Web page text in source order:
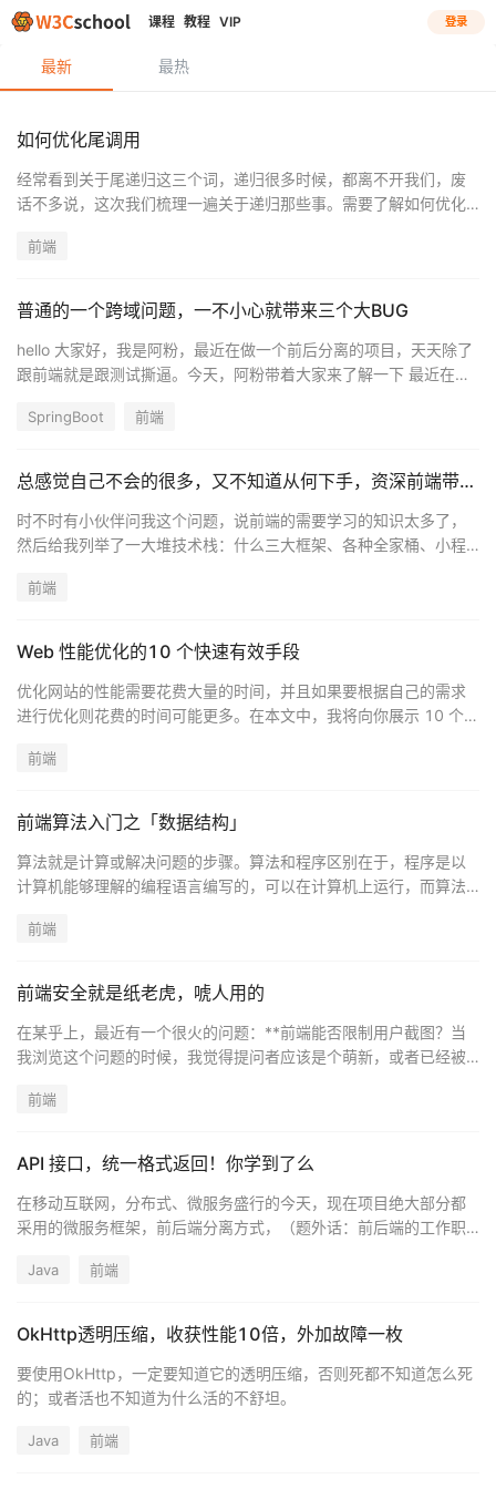
课程 教程 VIP 登录
最新 最热
如何优化尾调用
经常看到关于尾递归这三个词，递归很多时候，都离不开我们，废
话不多说，这次我们梳理一遍关于递归那些事。需要了解如何优化
归？如何优化尾递归？
前端
普通的一个跨域问题，一不小心就带来三个大BUG
hello 大家好，我是阿粉，最近在做一个前后分离的项目，天天除了
跟前端就是跟测试撕逼。今天，阿粉带着大家来了解一下 最近在项
SpringBoot 前端
总感觉自己不会的很多，又不知道从何下手，资深前端带你破局
时不时有小伙伴问我这个问题，说前端的需要学习的知识太多了，
然后给我列举了一大堆技术栈：什么三大框架、各种全家桶、小程
一遍~
前端
Web 性能优化的10 个快速有效手段
优化网站的性能需要花费大量的时间，并且如果要根据自己的需求
进行优化则花费的时间可能更多。在本文中，我将向你展示 10 个快
前端
前端算法入门之「数据结构」
算法就是计算或解决问题的步骤。算法和程序区别在于，程序是以
计算机能够理解的编程语言编写的，可以在计算机上运行，而算法
和编程没有具体边界。
前端
前端安全就是纸老虎，唬人用的
在某乎上，最近有一个很火的问题：**前端能否限制用户截图？当
我浏览这个问题的时候，我觉得提问者应该是个萌新，或者已经被
要害的回答
前端
API 接口，统一格式返回！你学到了么
在移动互联网，分布式、微服务盛行的今天，现在项目绝大部分都
采用的微服务框架，前后端分离方式，（题外话：前后端的工作职
已经非常成熟；以前后端人员瞧不起前端人员，那现在后端人员要
Java 前端
OkHttp透明压缩，收获性能10倍，外加故障一枚
要使用OkHttp，一定要知道它的透明压缩，否则死都不知道怎么死
的；或者活也不知道为什么活的不舒坦。
Java 前端